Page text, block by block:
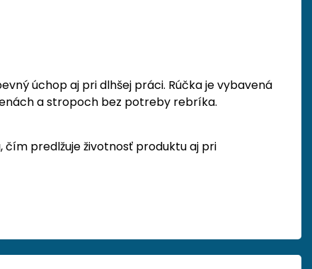
úchop aj pri dlhšej práci. Rúčka je vybavená
a stropoch bez potreby rebríka.
predlžuje životnosť produktu aj pri